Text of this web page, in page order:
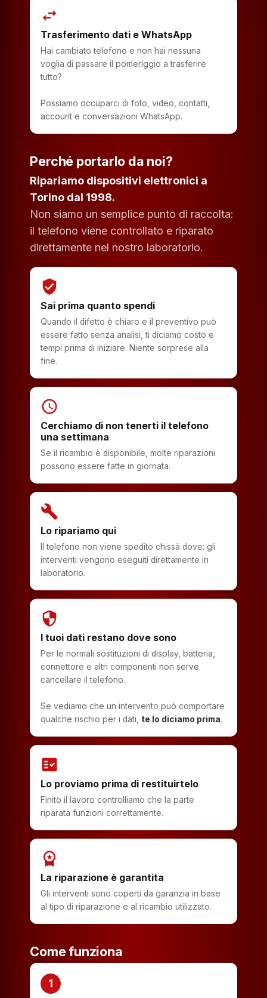
swap_horiz
Trasferimento dati e WhatsApp
Hai cambiato telefono e non hai nessuna
voglia di passare il pomeriggio a trasferire
tutto?
Possiamo occuparci di foto, video, contatti,
account e conversazioni WhatsApp.
Perché portarlo da noi?
Ripariamo dispositivi elettronici a
Torino dal 1998.
Non siamo un semplice punto di raccolta:
il telefono viene controllato e riparato
direttamente nel nostro laboratorio.
verified_user
Sai prima quanto spendi
Quando il difetto è chiaro e il preventivo può
essere fatto senza analisi, ti diciamo costo e
tempi prima di iniziare. Niente sorprese alla
fine.
schedule
Cerchiamo di non tenerti il telefono
una settimana
Se il ricambio è disponibile, molte riparazioni
possono essere fatte in giornata.
build
Lo ripariamo qui
Il telefono non viene spedito chissà dove: gli
interventi vengono eseguiti direttamente in
laboratorio.
security
I tuoi dati restano dove sono
Per le normali sostituzioni di display, batteria,
connettore e altri componenti non serve
cancellare il telefono.
Se vediamo che un intervento può comportare
qualche rischio per i dati, te lo diciamo prima.
fact_check
Lo proviamo prima di restituirtelo
Finito il lavoro controlliamo che la parte
riparata funzioni correttamente.
workspace_premium
La riparazione è garantita
Gli interventi sono coperti da garanzia in base
al tipo di riparazione e al ricambio utilizzato.
Come funziona
1